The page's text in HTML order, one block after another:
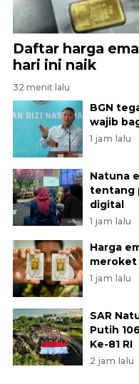
Daftar harga
hari ini naik
32 menit lalu
BGN
wajib
1 jam lalu
Natuna
tentang
digital
1 jam lalu
Harga
meroket
1 jam lalu
SAR
Putih
Ke-81 RI
2 jam lalu